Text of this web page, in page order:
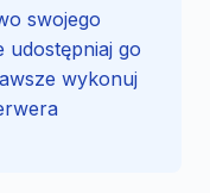
swojego
udostępniaj go
wykonuj